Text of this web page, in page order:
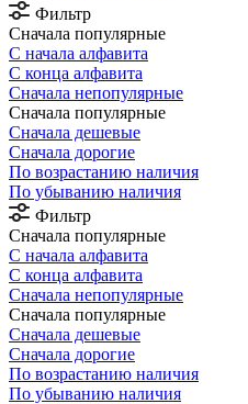
Фильтр
Сначала популярные
С начала алфавита
С конца алфавита
Сначала непопулярные
Сначала популярные
Сначала дешевые
Сначала дорогие
По возрастанию наличия
По убыванию наличия
Фильтр
Сначала популярные
С начала алфавита
С конца алфавита
Сначала непопулярные
Сначала популярные
Сначала дешевые
Сначала дорогие
По возрастанию наличия
По убыванию наличия